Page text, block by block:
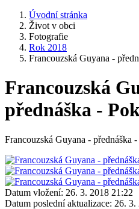
Úvodní stránka
Život v obci
Fotografie
Rok 2018
Francouzská Guyana -
Francouzská
přednáška -
Francouzská Guyana - přednáška
Datum vložení: 26. 3. 2018 21:22
Datum poslední aktualizace: 26. 3.